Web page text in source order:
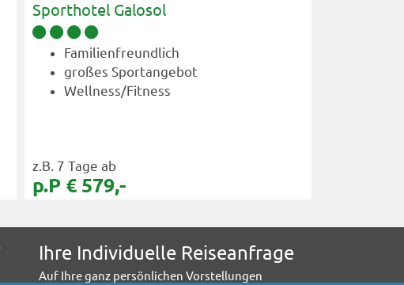
Sporthotel Galosol
Familienfreundlich
großes Sportangebot
Wellness/Fitness
z.B. 7 Tage ab
p.P € 579,-
Ihre Individuelle Reiseanfrage
Auf Ihre ganz persönlichen Vorstellungen